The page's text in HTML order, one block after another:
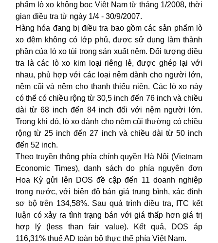
phẩm lò xo không bọc Việt Nam từ tháng 1/2008, thời
gian điều tra từ ngày 1/4 - 30/9/2007.
Hàng hóa đang bị điều tra bao gồm các sản phẩm lò
xo đệm không có lớp phủ, được sử dụng làm thành
phần của lò xo túi trong sản xuất nệm. Đối tượng điều
tra là các lò xo kim loại riêng lẻ, được ghép lại với
nhau, phù hợp với các loại nệm dành cho người lớn,
nệm cũi và nệm cho thanh thiếu niên. Các lò xo này
có thể có chiều rộng từ 30,5 inch đến 76 inch và chiều
dài từ 68 inch đến 84 inch đối với nệm người lớn.
Trong khi đó, lò xo dành cho nệm cũi thường có chiều
rộng từ 25 inch đến 27 inch và chiều dài từ 50 inch
đến 52 inch.
Theo truyền thông phía chính quyền Hà Nội (Vietnam
Economic Times), danh sách do phía nguyên đơn
Hoa Kỳ gửi lên DOS đề cập đến 11 doanh nghiệp
trong nước, với biên độ bán giá trung bình, xác định
sơ bộ trên 134,58%. Sau quá trình điều tra, ITC kết
luận có xảy ra tình trạng bán với giá thấp hơn giá trị
hợp lý (less than fair value). Kết quả, DOS áp
116,31% thuế AD toàn bộ thực thể phía Việt Nam.